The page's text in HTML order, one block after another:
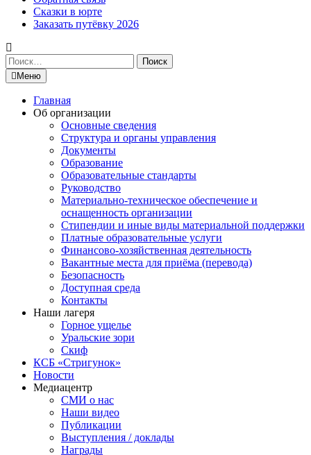
Сказки в юрте
Заказать путёвку 2026
Найти:
Меню
Главная
Об организации
Основные сведения
Структура и органы управления
Документы
Образование
Образовательные стандарты
Руководство
Материально-техническое обеспечение и
оснащенность организации
Стипендии и иные виды материальной поддержки
Платные образовательные услуги
Финансово-хозяйственная деятельность
Вакантные места для приёма (перевода)
Безопасность
Доступная среда
Контакты
Наши лагеря
Горное ущелье
Уральские зори
Скиф
КСБ «Стригунок»
Новости
Медиацентр
СМИ о нас
Наши видео
Публикации
Выступления / доклады
Награды